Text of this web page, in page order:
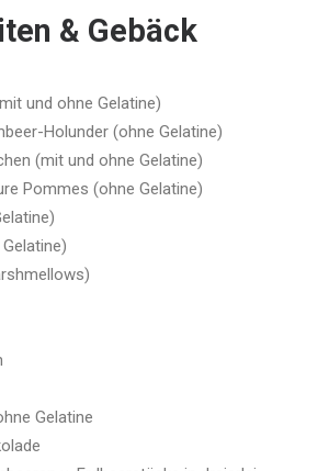
& Gebäck
und ohne Gelatine)
Holunder (ohne Gelatine)
(mit und ohne Gelatine)
Pommes (ohne Gelatine)
Gelatine